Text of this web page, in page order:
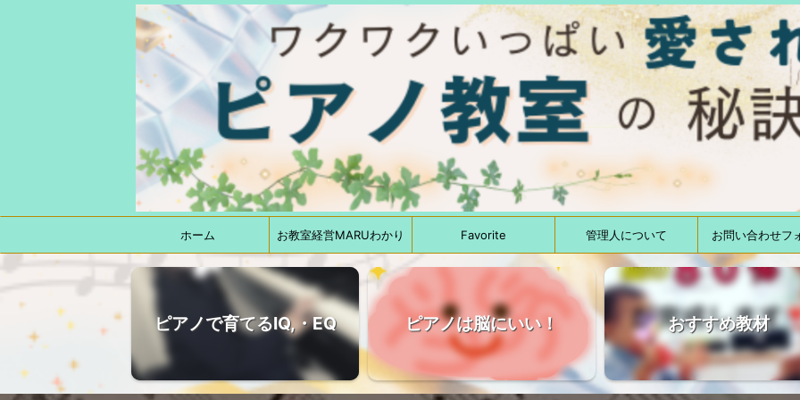
ホーム お教室経営MARUわかり Favorite 管理人について お問い合わせフ
ピアノで育てるIQ,・EQ ピアノは脳にいい！ おすすめ教材